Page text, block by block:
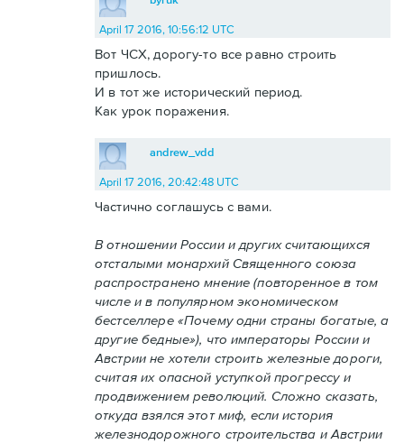
April 17 2016, 10:56:12 UTC
Вот ЧСХ, дорогу-то все равно строить
пришлось.
И в тот же исторический период.
Как урок поражения.
andrew_vdd
April 17 2016, 20:42:48 UTC
Частично соглашусь с вами.
В отношении России и других считающихся
отсталыми монархий Священного союза
распространено мнение (повторенное в том
числе и в популярном экономическом
бестселлере «Почему одни страны богатые, а
другие бедные»), что императоры России и
Австрии не хотели строить железные дороги,
считая их опасной уступкой прогрессу и
продвижением революций. Сложно сказать,
откуда взялся этот миф, если история
железнодорожного строительства и Австрии